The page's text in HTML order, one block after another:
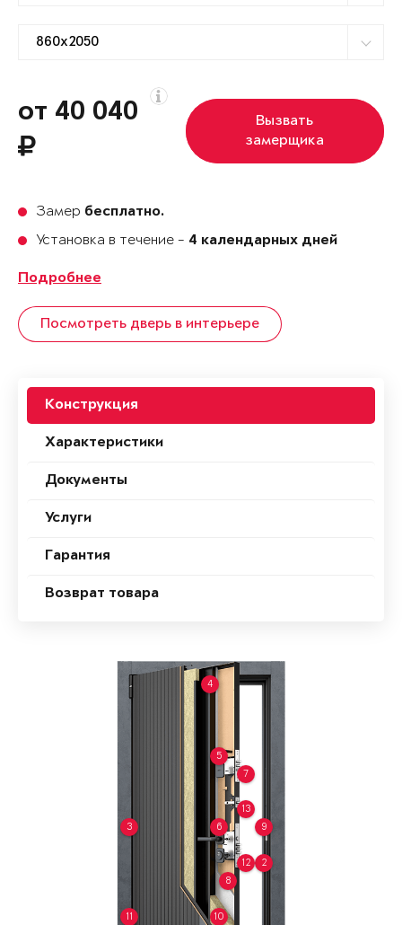
от 40 040
Вызвать
замерщика
Замер бесплатно.
Установка в течение - 4 календарных дней
Подробнее
Посмотреть дверь в интерьере
Конструкция
Характеристики
Документы
Услуги
Гарантия
Возврат товара
2
3
4
5
6
7
8
9
10
11
12
13